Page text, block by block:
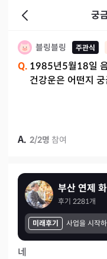
궁
블링블링 주관식
Q. 1985년5월18일
건강운은 어떤지
A. 2/2명 참여
부산 연제
후기 2281개
미래후기
네